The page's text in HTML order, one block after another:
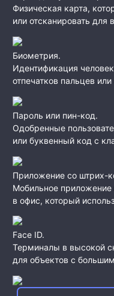
Физическая карта,
или отсканировать для
Биометрия.
Идентификация
отпечатков пальцев или
Пароль или пин-код.
Одобренные
или буквенный код с
Приложение со штрих-
Мобильное приложение
в офис, который
Face ID.
Терминалы в высокой
для объектов с